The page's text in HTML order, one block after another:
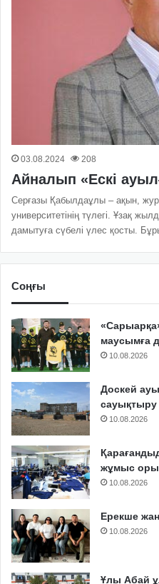
03.08.2024 208
Айналып «Ескі
Серғазы Қабылдаұлы – ақын,
университетінің түлегі. Ұзақ
дамытуға сүбелі үлес қосты.
Соңғы
маусымға
10.08.2026
Доскей
сауықтыру
10.08.2026
жұмыс
10.08.2026
Ерекше
10.08.2026
Ұлы Абай